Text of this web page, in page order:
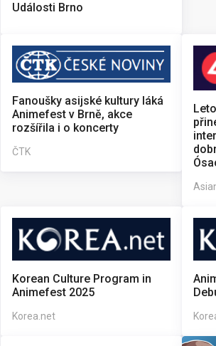
Události Brno
Fanoušky asijské kultury láká
Animefest v Brně, akce
rozšířila i o koncerty
ČTK
Korean Culture Program in
Animefest 2025
Korea.net